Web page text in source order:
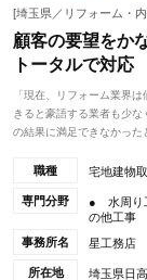
[埼玉県／リフォーム・
顧客の要望をか
トータルで対応
「現在、リフォーム業界
きると豪語する業者も少
の結果に満足できなかった
職種 宅地建物
専門分野
● 水周り
の他工事
事務所名
星工務店
所在地 埼玉県日